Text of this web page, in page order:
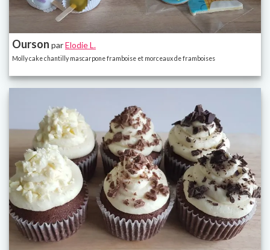
Ourson parElodie L.
Molly cake chantilly mascarpone framboise et morceaux de framboises